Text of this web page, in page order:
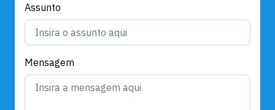
Assunto
Mensagem